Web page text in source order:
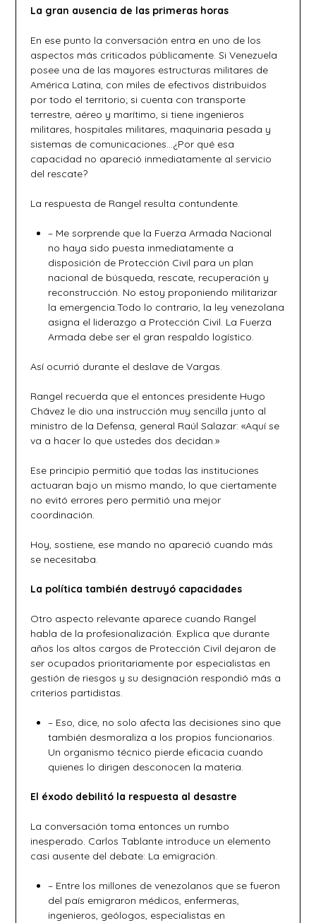
La gran ausencia de las primeras horas
En ese punto la conversación entra en uno de los
aspectos más criticados públicamente. Si Venezuela
posee una de las mayores estructuras militares de
América Latina, con miles de efectivos distribuidos
por todo el territorio; si cuenta con transporte
terrestre, aéreo y marítimo, si tiene ingenieros
militares, hospitales militares, maquinaria pesada y
sistemas de comunicaciones…¿Por qué esa
capacidad no apareció inmediatamente al servicio
del rescate?
La respuesta de Rangel resulta contundente.
– Me sorprende que la Fuerza Armada Nacional
no haya sido puesta inmediatamente a
disposición de Protección Civil para un plan
nacional de búsqueda, rescate, recuperación y
reconstrucción. No estoy proponiendo militarizar
la emergencia.Todo lo contrario, la ley venezolana
asigna el liderazgo a Protección Civil. La Fuerza
Armada debe ser el gran respaldo logístico.
Así ocurrió durante el deslave de Vargas.
Rangel recuerda que el entonces presidente Hugo
Chávez le dio una instrucción muy sencilla junto al
ministro de la Defensa, general Raúl Salazar: «Aquí se
va a hacer lo que ustedes dos decidan.»
Ese principio permitió que todas las instituciones
actuaran bajo un mismo mando, lo que ciertamente
no evitó errores pero permitió una mejor
coordinación.
Hoy, sostiene, ese mando no apareció cuando más
se necesitaba.
La política también destruyó capacidades
Otro aspecto relevante aparece cuando Rangel
habla de la profesionalización. Explica que durante
años los altos cargos de Protección Civil dejaron de
ser ocupados prioritariamente por especialistas en
gestión de riesgos y su designación respondió más a
criterios partidistas.
– Eso, dice, no solo afecta las decisiones sino que
también desmoraliza a los propios funcionarios.
Un organismo técnico pierde eficacia cuando
quienes lo dirigen desconocen la materia.
El éxodo debilitó la respuesta al desastre
La conversación toma entonces un rumbo
inesperado. Carlos Tablante introduce un elemento
casi ausente del debate: La emigración.
– Entre los millones de venezolanos que se fueron
del país emigraron médicos, enfermeras,
ingenieros, geólogos, especialistas en